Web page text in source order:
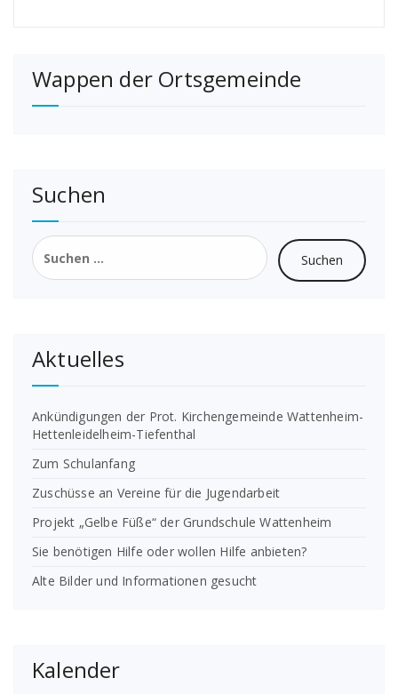
Wappen der Ortsgemeinde
Suchen
Suchen
nach:
Aktuelles
Ankündigungen der Prot. Kirchengemeinde Wattenheim-
Hettenleidelheim-Tiefenthal
Zum Schulanfang
Zuschüsse an Vereine für die Jugendarbeit
Projekt „Gelbe Füße“ der Grundschule Wattenheim
Sie benötigen Hilfe oder wollen Hilfe anbieten?
Alte Bilder und Informationen gesucht
Kalender